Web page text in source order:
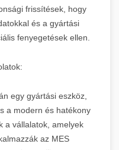
frissítések, hogy
és a gyártási
fenyegetések ellen.
egy gyártási eszköz,
a modern és hatékony
a vállalatok, amelyek
az MES